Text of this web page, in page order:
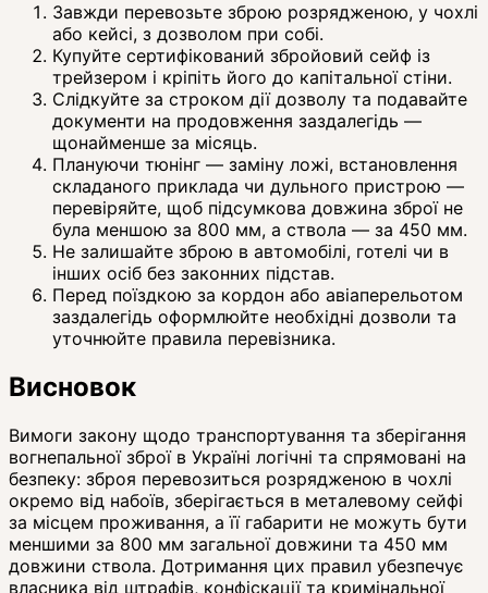
Завжди перевозьте зброю розрядженою, у чохлі
або кейсі, з дозволом при собі.
Купуйте сертифікований збройовий сейф із
трейзером і кріпіть його до капітальної стіни.
Слідкуйте за строком дії дозволу та подавайте
документи на продовження заздалегідь —
щонайменше за місяць.
Плануючи тюнінг — заміну ложі, встановлення
складаного приклада чи дульного пристрою —
перевіряйте, щоб підсумкова довжина зброї не
була меншою за 800 мм, а ствола — за 450 мм.
Не залишайте зброю в автомобілі, готелі чи в
інших осіб без законних підстав.
Перед поїздкою за кордон або авіаперельотом
заздалегідь оформлюйте необхідні дозволи та
уточнюйте правила перевізника.
Висновок
Вимоги закону щодо транспортування та зберігання
вогнепальної зброї в Україні логічні та спрямовані на
безпеку: зброя перевозиться розрядженою в чохлі
окремо від набоїв, зберігається в металевому сейфі
за місцем проживання, а її габарити не можуть бути
меншими за 800 мм загальної довжини та 450 мм
довжини ствола. Дотримання цих правил убезпечує
власника від штрафів, конфіскації та кримінальної